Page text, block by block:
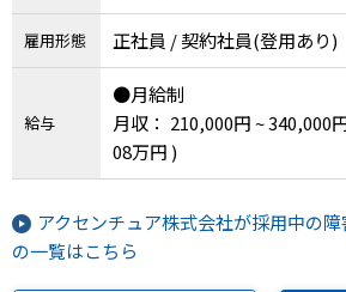
雇用形態 正社員 / 契約社員(登用あり)
給与
●月給制
月収： 210,000円 ~ 340,000
08万円 )
アクセンチュア株式会社が採用中の
の一覧はこちら